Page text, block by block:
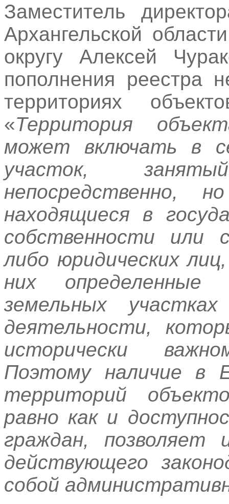
Заместитель
Архангельской
округу Алексей
пополнения реестра
территориях
«Территория
может включать в
участок,
непосредственно,
находящиеся в
собственности или
либо юридических
них определенные
земельных
деятельности,
исторически
Поэтому наличие в
территорий
равно как и
граждан, позволяет
действующего
собой